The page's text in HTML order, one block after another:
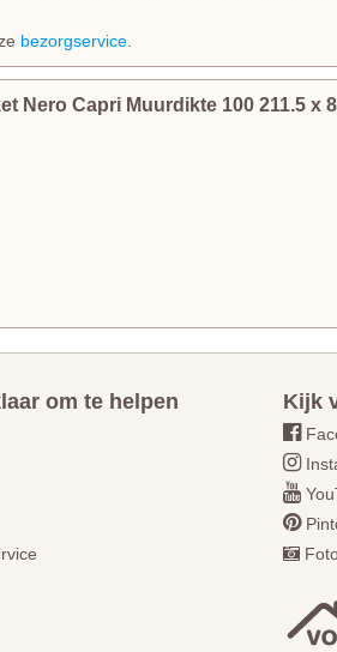
bezorgservice
Nero Capri Muurdikte 100 211.5 x
om te helpen Kijk